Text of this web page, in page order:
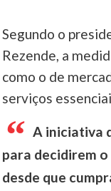
Segundo o
Rezende, a
como o de
serviços
A iniciativa
para decidirem
desde que